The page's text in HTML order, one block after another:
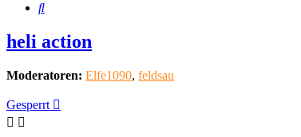
Suche
heli action
Moderatoren: Elfe1090, feldsau
Gesperrt